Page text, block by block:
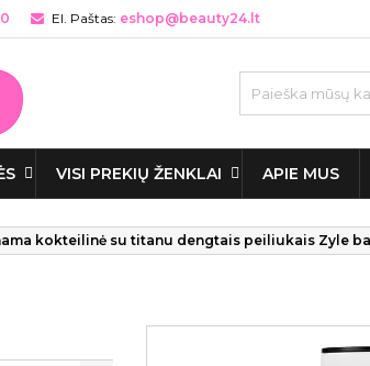
El. Paštas: eshop@beauty24.lt
VISI PREKIŲ ŽENKLAI APIE MUS
kokteilinė su titanu dengtais peiliukais Zyle